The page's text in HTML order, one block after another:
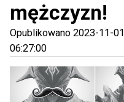
mężczyzn!
Opublikowano 2023-11-01
06:27:00